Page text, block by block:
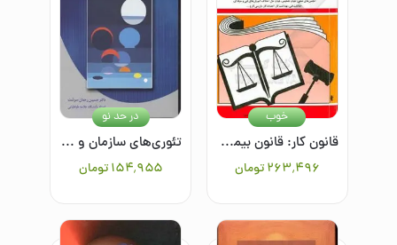
قانون کار: قانون بیمه بیکاری همراه با تصویب‌نامه‌ها، آئین‌نامه‌ها، بخشنامه‌ها، دستورالعمل‌ها، طبقه‌بندی مشاغل، پاداش افزایش تولید، مزد و پاداش، شوراها
۲۶۳٬۴۹۶تومان
خوب
تئوری‌های سازمان و مدیریت از تجددگرایی تا پساتجددگرایی(جلد دوم) (دوران پساتجددگرایی، پست مدرنیزم)
۱۵۴٬۹۵۵ تومان
در حد نو